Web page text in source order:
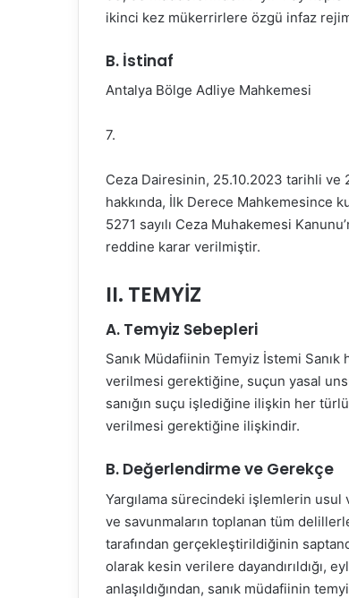
ikinci kez mükerrirlere özgü infaz
B. İstinaf
Antalya Bölge Adliye Mahkemesi
7.
Ceza Dairesinin, 25.10.2023 tarihli ve
hakkında, İlk Derece Mahkemesince
5271 sayılı Ceza Muhakemesi
reddine karar verilmiştir.
II. TEMYİZ
A. Temyiz Sebepleri
Sanık Müdafiinin Temyiz İstemi
verilmesi gerektiğine, suçun yasal
sanığın suçu işlediğine ilişkin her
verilmesi gerektiğine ilişkindir.
B. Değerlendirme ve Gerekçe
Yargılama sürecindeki işlemlerin usul
ve savunmaların toplanan tüm
tarafından gerçekleştirildiğinin
olarak kesin verilere dayandırıldığı,
anlaşıldığından, sanık müdafiinin